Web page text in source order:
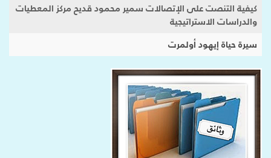
كيفية التنصت على الإتصالات سمير محمود قديح مركز المعطيات
والدراسات الاستراتيجية
سيرة حياة إيهود أولمرت